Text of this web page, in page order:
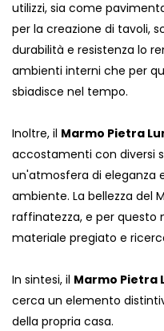
utilizzi, sia come
per la creazione di tavoli,
durabilità e resistenza lo
ambienti interni che per
sbiadisce nel tempo.
Inoltre, il Marmo Pietra
accostamenti con diversi
un'atmosfera di eleganza
ambiente. La bellezza del
raffinatezza, e per questo
materiale pregiato e
In sintesi, il Marmo Pietra
cerca un elemento
della propria casa.